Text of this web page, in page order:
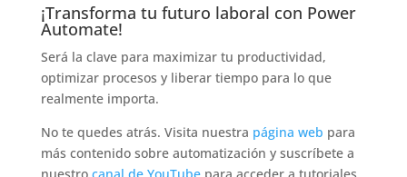
¡Transforma tu futuro laboral con Power
Automate!
Será la clave para maximizar tu productividad,
optimizar procesos y liberar tiempo para lo que
realmente importa.
No te quedes atrás. Visita nuestra página web para
más contenido sobre automatización y suscríbete a
nuestro canal de YouTubepara acceder a tutoriales